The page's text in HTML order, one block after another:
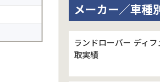
メーカー／車種
ランドローバー ディ
取実績